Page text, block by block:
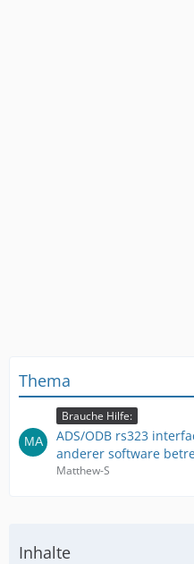
Thema
Brauche Hilfe:
ADS/ODB rs323
anderer software
Matthew-S
Inhalte